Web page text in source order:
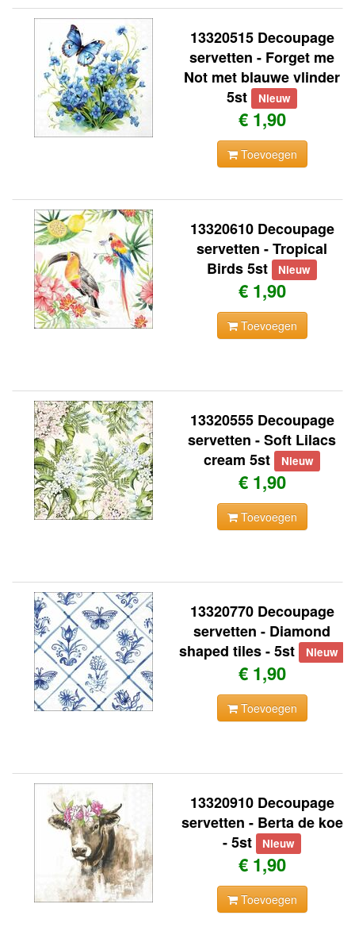
13320515 Decoupage
servetten - Forget me
Not met blauwe vlinder
5st Nieuw
€ 1,90
Toevoegen
13320610 Decoupage
servetten - Tropical
Birds 5st
Nieuw
€ 1,90
Toevoegen
13320555 Decoupage
servetten - Soft Lilacs
cream 5st Nieuw
€ 1,90
Toevoegen
13320770 Decoupage
servetten - Diamond
shaped tiles - 5st Nieuw
€ 1,90
Toevoegen
13320910 Decoupage
servetten - Berta de koe
- 5st
Nieuw
€ 1,90
Toevoegen